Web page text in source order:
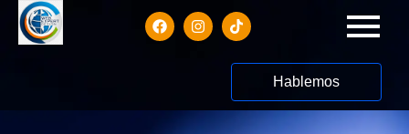
Hablemos